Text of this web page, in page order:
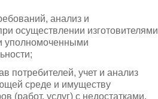
анализ и
осуществлении изготовителями
уполномоченными
потребителей, учет и анализ
среде и имуществу
(работ, услуг) с недостатками,